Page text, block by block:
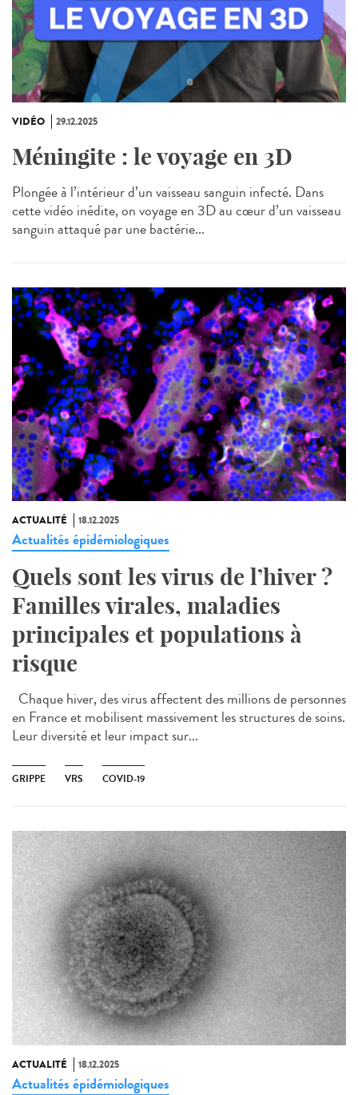
VIDÉO 29.12.2025
Méningite : le voyage en 3D
Plongée à l’intérieur d’un vaisseau sanguin infecté. Dans
cette vidéo inédite, on voyage en 3D au cœur d’un vaisseau
sanguin attaqué par une bactérie...
ACTUALITÉ 18.12.2025
Actualités épidémiologiques
Quels sont les virus de l’hiver ?
Familles virales, maladies
principales et populations à
risque
Chaque hiver, des virus affectent des millions de personnes
en France et mobilisent massivement les structures de soins.
Leur diversité et leur impact sur...
GRIPPE VRS COVID-19
ACTUALITÉ 18.12.2025
Actualités épidémiologiques